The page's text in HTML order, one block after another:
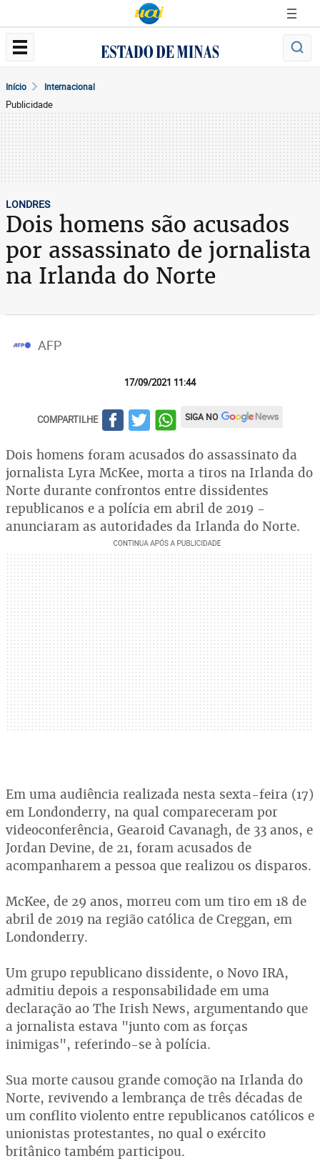
Início Internacional
Publicidade
LONDRES
Dois homens são acusados
por assassinato de jornalista
na Irlanda do Norte
AFP
17/09/2021 11:44
COMPARTILHE SIGA NO
Dois homens foram acusados do assassinato da
jornalista Lyra McKee, morta a tiros na Irlanda do
Norte durante confrontos entre dissidentes
republicanos e a polícia em abril de 2019 -
anunciaram as autoridades da Irlanda do Norte.
Em uma audiência realizada nesta sexta-feira (17)
em Londonderry, na qual compareceram por
videoconferência, Gearoid Cavanagh, de 33 anos, e
Jordan Devine, de 21, foram acusados de
acompanharem a pessoa que realizou os disparos.
McKee, de 29 anos, morreu com um tiro em 18 de
abril de 2019 na região católica de Creggan, em
Londonderry.
Um grupo republicano dissidente, o Novo IRA,
admitiu depois a responsabilidade em uma
declaração ao The Irish News, argumentando que
a jornalista estava "junto com as forças
inimigas", referindo-se à polícia.
Sua morte causou grande comoção na Irlanda do
Norte, revivendo a lembrança de três décadas de
um conflito violento entre republicanos católicos e
unionistas protestantes, no qual o exército
britânico também participou.